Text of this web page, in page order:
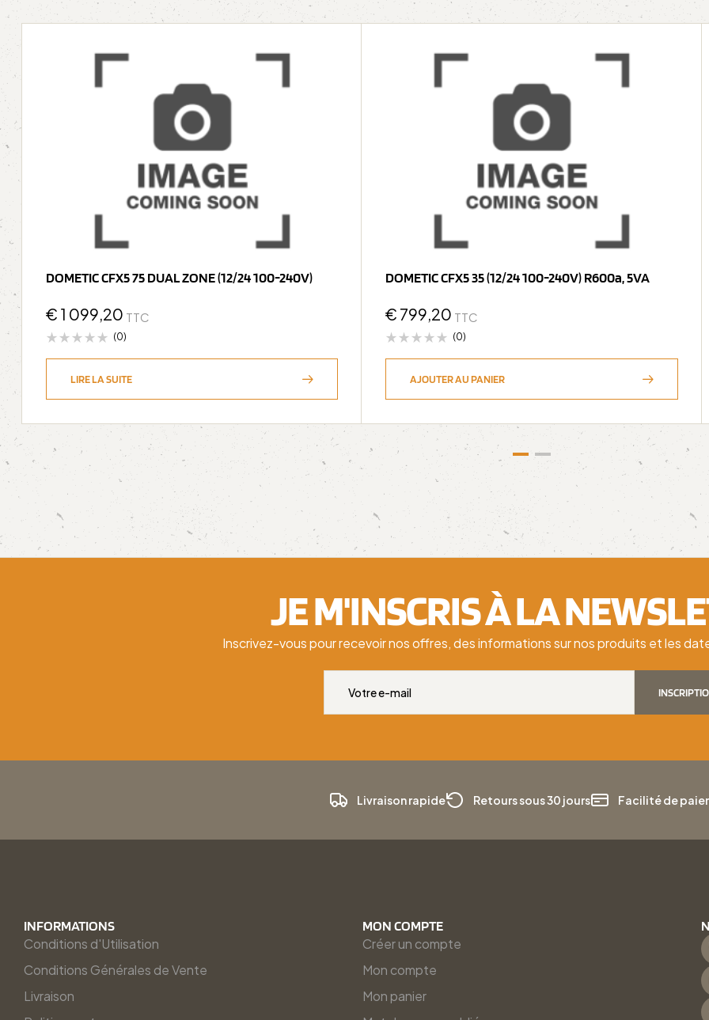
DOMETIC CFX5 75 DUAL ZONE (12/24 100-240V)
€ 1 099,20 TTC
(0)
LIRE LA SUITE
DOMETIC CFX5 35 (12/24 100-240V) R600a, 5VA
€ 799,20 TTC
(0)
AJOUTER AU PANIER
JE M'INSCRIS À LA
Inscrivez-vous pour recevoir nos offres, des informations sur nos produits et les
Livraison rapide Retours sous 30 jours Facilité de
INFORMATIONS
Conditions d'Utilisation
Conditions Générales de Vente
Livraison
MON COMPTE
Créer un compte
Mon compte
Mon panier